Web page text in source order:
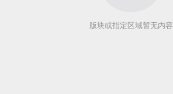
版块或指定区域暂无内容